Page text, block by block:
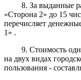
8. За выданные
«Сторона 2» до 15
перечисляет
1» .
9. Стоимость
на двух видах
пользования -